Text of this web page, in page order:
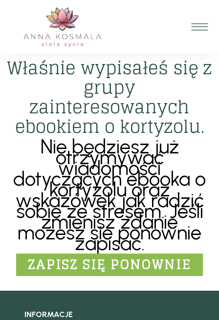
Właśnie wypisałeś się z
grupy
zainteresowanych
ebookiem o kortyzolu.
Nie będziesz już
otrzymywać
wiadomości
dotyczących ebooka o
kortyzolu oraz
wskazówek jak radzić
sobie ze stresem. Jeśli
zmienisz zdanie
możesz sie ponownie
zapisać.
ZAPISZ SIĘ PONOWNIE
INFORMACJE